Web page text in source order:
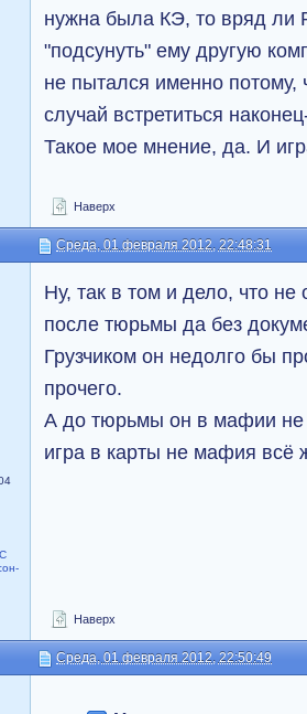
нужна была КЭ, то вряд ли
"подсунуть" ему другую
не пытался именно потому,
случай встретиться
Такое мое мнение, да. И
Наверх
Среда, 01 февраля 2012, 22:48:31
С
Ну, так в том и дело, что
после тюрьмы да без
Грузчиком он недолго бы
прочего.
А до тюрьмы он в мафии не
игра в карты не мафия всё
Наверх
Среда, 01 февраля 2012, 22:50:49